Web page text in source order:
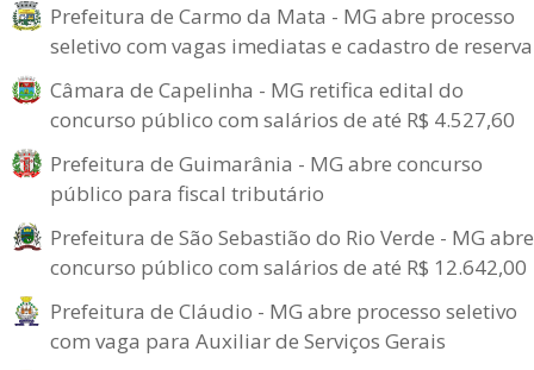
Prefeitura de Carmo da Mata - MG abre processo
seletivo com vagas imediatas e cadastro de reserva
Câmara de Capelinha - MG retifica edital do
concurso público com salários de até R$ 4.527,60
Prefeitura de Guimarânia - MG abre concurso
público para fiscal tributário
Prefeitura de São Sebastião do Rio Verde - MG abre
concurso público com salários de até R$ 12.642,00
Prefeitura de Cláudio - MG abre processo seletivo
com vaga para Auxiliar de Serviços Gerais